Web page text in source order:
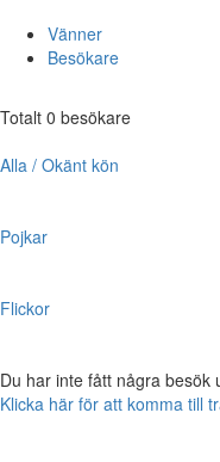
Vänner
Besökare
Totalt 0 besökare
Alla / Okänt kön
Pojkar
Flickor
Du har inte fått några
Klicka här för att komma till